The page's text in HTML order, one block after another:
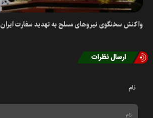
واکنش سخنگوی نیروهای مسلح به تهدید سفارت ایران
ارسال نظرات
نام